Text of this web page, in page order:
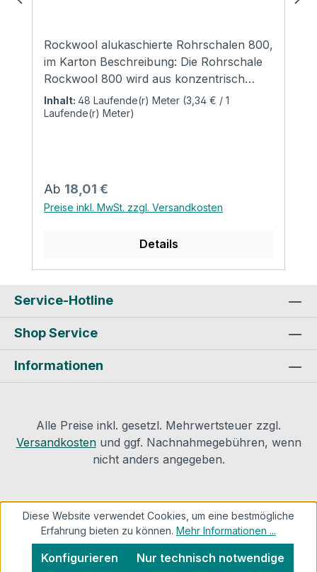
Rockwool alukaschierte Rohrschalen 800,
im Karton Beschreibung: Die Rohrschale
Rockwool 800 wird aus konzentrisch
gewickelter Steinwolle hergestellt. Sie ist
mit einer gitternetzverstärkten, reißfesten
eingesägt. Anwendung: Wärmedämmung
von Heizungs- und Warmwasserrohren
vormals Energieeinsparverordnung
sowie von Rohrleitungen in
betriebstechnischen Anlagen. Des
Weiteren kann die Rockwool 800 als
Brandschutzbekleidung von brennbaren
Rohrleitungen in Flucht- und
Rettungswegen verwendet werden und ist
Abschottungssystems und wird dort als
weiterführende Dämmung benötigt.
Vorteile: mit dem Blauen Engel
ausgezeichnetnichtbrennbar, wärme- und
und einfache Montage auch für
ungeübteauch für Edelstahlleitungen
geeignet Technische Daten: Euroklasse
A2- s1, d0; DIN EN 13501-1 Schmelzpunkt
Inhalt: 48 Laufende(r) Meter (3,34 € / 1
Laufende(r) Meter)
Regulärer Preis:
Ab 18,01 €
Preise inkl. MwSt. zzgl. Versandkosten
Details
Service-Hotline
Shop Service
Informationen
Alle Preise inkl. gesetzl. Mehrwertsteuer zzgl.
Versandkostenund ggf. Nachnahmegebühren, wenn
nicht anders angegeben.
Diese Website verwendet Cookies, um eine bestmögliche
Erfahrung bieten zu können. Mehr Informationen ...
Nur technisch notwendige
Konfigurieren